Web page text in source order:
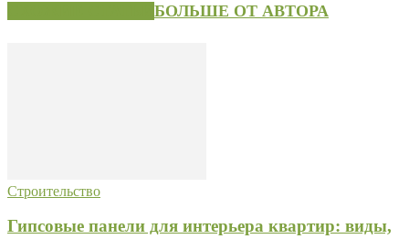
БОЛЬШЕ ОТ АВТОРА
Строительство
Гипсовые панели для интерьера квартир: виды,